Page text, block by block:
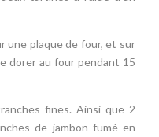
une plaque de four, et sur
dorer au four pendant 15
fines. Ainsi que 2
de jambon fumé en